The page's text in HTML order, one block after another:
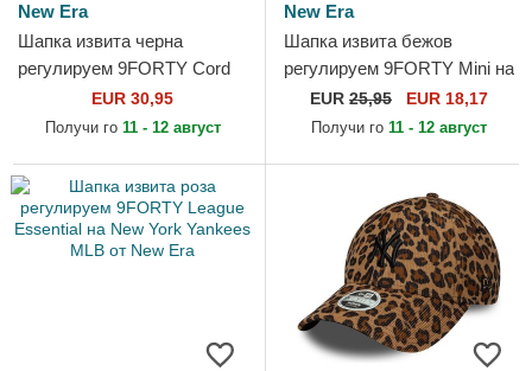
New Era
Шапка извита черна
регулируем 9FORTY Cord
на New York Yankees MLB
от New Era
EUR 30,95
Получи го 11 - 12 август
New Era
Шапка извита бежов
регулируем 9FORTY Mini на
New York Yankees MLB от
New Era
EUR 25,95 EUR 18,17
Получи го 11 - 12 август